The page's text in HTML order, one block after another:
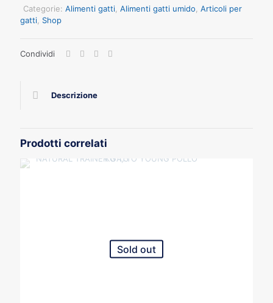
ADULT
TACCHINO
8
Categorie: Alimenti gatti Alimenti gatti umido Articoli per
gatti Shop
Condividi
Descrizione
Prodotti correlati
Sold out